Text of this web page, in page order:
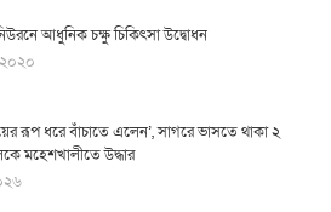
আধুনিক চক্ষু চিকিৎসা উদ্বোধন
রূপ ধরে বাঁচাতে এলেন’, সাগরে ভাসতে থাকা ২
মহেশখালীতে উদ্ধার